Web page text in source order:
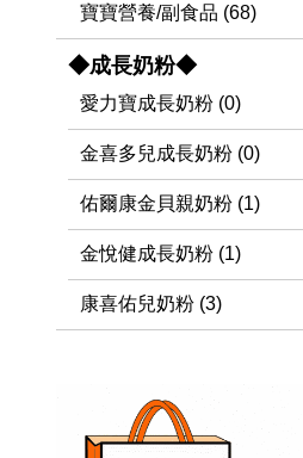
寶寶營養/副食品 (68)
◆成長奶粉◆
愛力寶成長奶粉 (0)
金喜多兒成長奶粉 (0)
佑爾康金貝親奶粉 (1)
金悅健成長奶粉 (1)
康喜佑兒奶粉 (3)